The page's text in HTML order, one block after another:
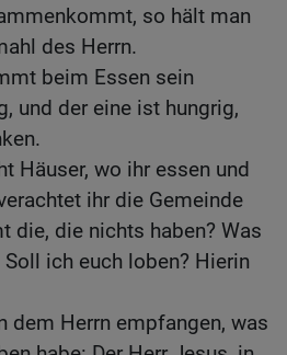
so hält man
des Herrn.
beim Essen sein
und der eine ist hungrig,
Häuser, wo ihr essen und
ihr die Gemeinde
die, die nichts haben? Was
ich euch loben? Hierin
dem Herrn empfangen, was